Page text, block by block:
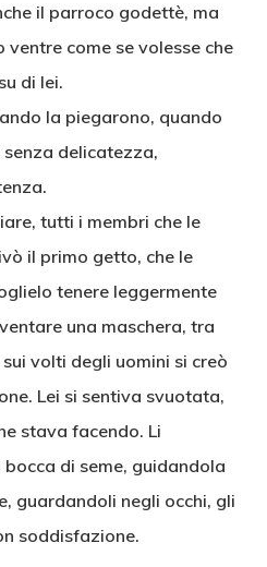
il parroco godettè, ma
ventre come se volesse che
di lei.
la piegarono, quando
delicatezza,
tutti i membri che le
il primo getto, che le
tenere leggermente
una maschera, tra
volti degli uomini si creò
Lei si sentiva svuotata,
stava facendo. Li
di seme, guidandola
guardandoli negli occhi, gli
soddisfazione.